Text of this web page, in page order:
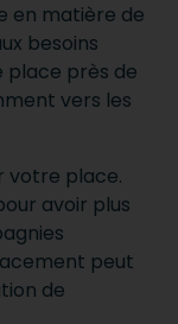
en matière de
besoins
place près de
vers les
votre place.
avoir plus
peut
de